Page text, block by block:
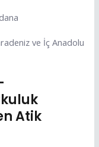
ve İç Anadolu
Atik